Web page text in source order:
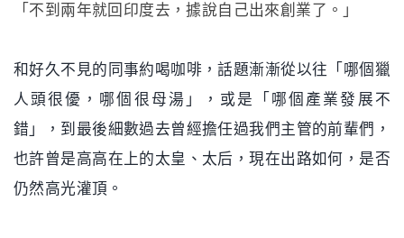
「不到兩年就回印度去，據說自己出來創業了。」
和好久不見的同事約喝咖啡，話題漸漸從以往「哪個獵
人頭很優，哪個很母湯」，或是「哪個產業發展不
錯」，到最後細數過去曾經擔任過我們主管的前輩們，
也許曾是高高在上的太皇、太后，現在出路如何，是否
仍然高光灌頂。